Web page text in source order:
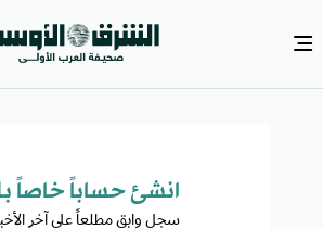
انشئ حساباً خاصاً
سجل وابق مطلعاً على آخر